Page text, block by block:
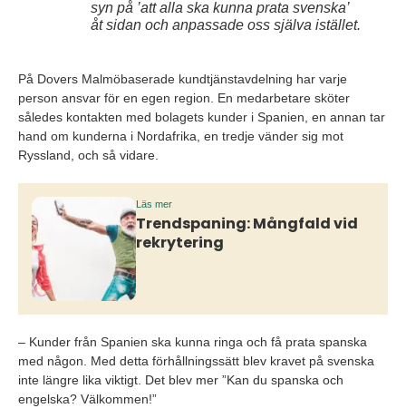
syn på ’att alla ska kunna prata svenska’
åt sidan och anpassade oss själva istället.
På Dovers Malmöbaserade kundtjänstavdelning har varje
person ansvar för en egen region. En medarbetare sköter
således kontakten med bolagets kunder i Spanien, en annan tar
hand om kunderna i Nordafrika, en tredje vänder sig mot
Ryssland, och så vidare.
Läs mer
Trendspaning: Mångfald vid
rekrytering
– Kunder från Spanien ska kunna ringa och få prata spanska
med någon. Med detta förhållningssätt blev kravet på svenska
inte längre lika viktigt. Det blev mer ”Kan du spanska och
engelska? Välkommen!”